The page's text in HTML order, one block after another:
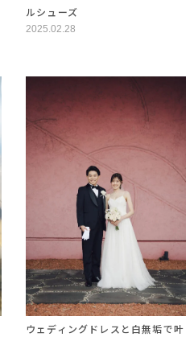
ルシューズ
2025.02.28
ウェディングドレスと白無垢で叶